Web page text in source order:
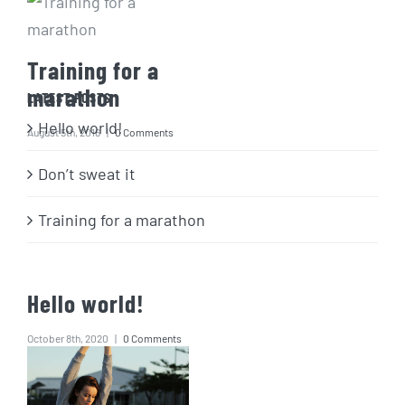
Training for a
marathon
August 5th, 2016 | 0 Comments
Hello world!
October 8th, 2020 | 0 Comments
LATEST POSTS
Hello world!
Don’t sweat it
Training for a marathon